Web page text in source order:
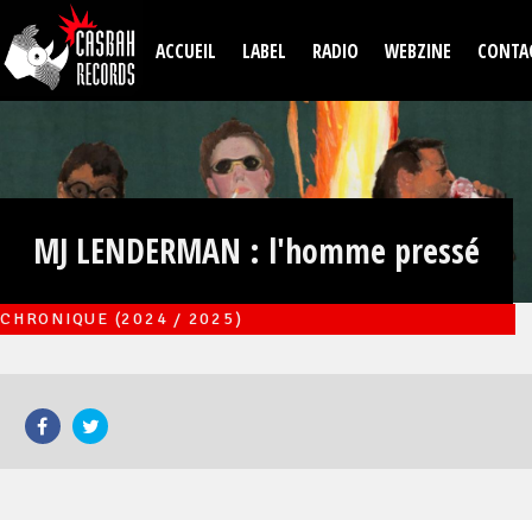
Aller au contenu principal
ACCUEIL LABEL RADIO WEBZINE
MJ LENDERMAN : l'homme pressé
CHRONIQUE (2024 / 2025)